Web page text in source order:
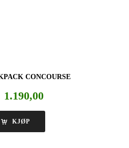
CONCOURSE
1.190,00
KJØP